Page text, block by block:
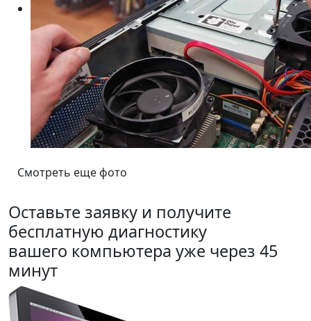
Смотреть еще фото
Оставьте заявку и получите
бесплатную диагностику
вашего компьютера уже через 45
минут